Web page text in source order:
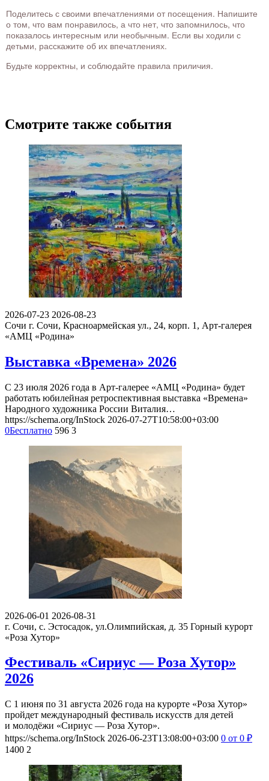
Поделитесь с своими впечатлениями от посещения. Напишите
о том, что вам понравилось, а что нет, что запомнилось, что
показалось интересным или необычным. Если вы ходили с
детьми, расскажите об их впечатлениях.
Будьте корректны, и соблюдайте правила приличия.
Смотрите также события
2026-07-23 2026-08-23
Сочи г. Сочи, Красноармейская ул., 24, корп. 1, Арт-галерея
«АМЦ «Родина»
Выставка «Времена» 2026
С 23 июля 2026 года в Арт-галерее «АМЦ «Родина» будет
работать юбилейная ретроспективная выставка «Времена»
Народного художника России Виталия…
https://schema.org/InStock 2026-07-27T10:58:00+03:00
0Бесплатно 596 3
2026-06-01 2026-08-31
г. Сочи, с. Эстосадок, ул.Олимпийская, д. 35 Горный курорт
«Роза Хутор»
Фестиваль «Сириус — Роза Хутор»
2026
С 1 июня по 31 августа 2026 года на курорте «Роза Хутор»
пройдет международный фестиваль искусств для детей
и молодёжи «Сириус — Роза Хутор».
https://schema.org/InStock 2026-06-23T13:08:00+03:00 0 от 0 ₽
1400 2